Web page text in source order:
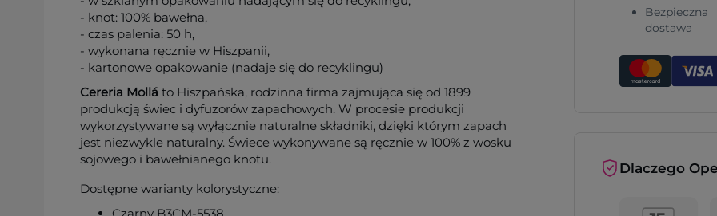
- knot: 100% bawełna,
- czas palenia: 50 h,
- wykonana ręcznie w Hiszpanii,
- kartonowe opakowanie (nadaje się do recyklingu)
Cereria Mollá to Hiszpańska, rodzinna firma zajmująca się od 1899
produkcją świec i dyfuzorów zapachowych. W procesie produkcji
wykorzystywane są wyłącznie naturalne składniki, dzięki którym zapach
jest niezwykle naturalny. Świece wykonywane są ręcznie w 100% z wosku
sojowego i bawełnianego knotu.
Dostępne warianty kolorystyczne:
Bezpieczna
dostawa
Dlaczego